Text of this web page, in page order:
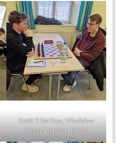
Brett 3 Berlizov, Wladislaw
gegen Liepold, Florian